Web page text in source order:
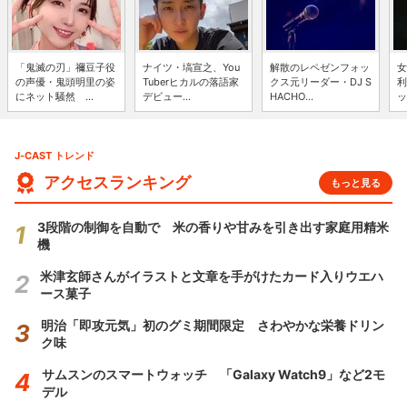
「鬼滅の刃」禰豆子役
の声優・鬼頭明里の姿
にネット騒然 ...
ナイツ・塙宣之、You
Tuberヒカルの落語家
デビュー...
解散のレペゼンフォッ
クス元リーダー・DJ S
HACHO...
J-CAST トレンド
アクセスランキング もっと見る
3段階の制御を自動で 米の香りや甘みを引き出す家庭用精米
機
米津玄師さんがイラストと文章を手がけたカード入りウエハ
ース菓子
明治「即攻元気」初のグミ期間限定 さわやかな栄養ドリン
ク味
サムスンのスマートウォッチ 「Galaxy Watch9」など2モ
デル